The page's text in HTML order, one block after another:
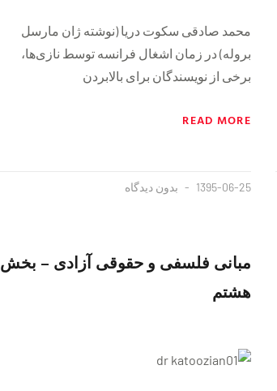
محمد صادقی سکوت دریا (نوشته ژان مارسل
بروله) در زمان اشغال فرانسه توسط نازی‌ها،
برخی از نویسندگان برای بالابردن
READ MORE
1395-06-25 بدون دیدگاه
مبانی فلسفی و حقوقی آزادی – بخش
هشتم